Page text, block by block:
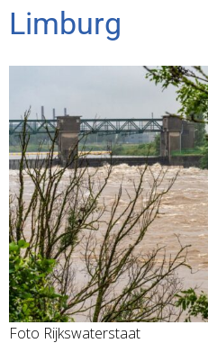
Limburg
Foto Rijkswaterstaat